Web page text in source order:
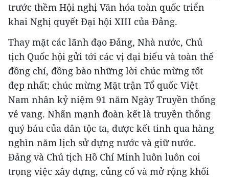
trước thềm Hội nghị Văn hóa toàn quốc triển
khai Nghị quyết Đại hội XIII của Đảng.
Thay mặt các lãnh đạo Đảng, Nhà nước, Chủ
tịch Quốc hội gửi tới các vị đại biểu và toàn thể
đồng chí, đồng bào những lời chúc mừng tốt
đẹp nhất; chúc mừng Mặt trận Tổ quốc Việt
Nam nhân kỷ niệm 91 năm Ngày Truyền thống
vẻ vang. Nhấn mạnh đoàn kết là truyền thống
quý báu của dân tộc ta, được kết tinh qua hàng
nghìn năm lịch sử dựng nước và giữ nước.
Ðảng và Chủ tịch Hồ Chí Minh luôn luôn coi
trọng việc xây dựng, củng cố và mở rộng khối